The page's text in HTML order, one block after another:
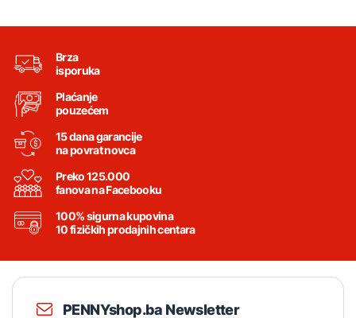
Brza
isporuka
Plaćanje
pouzećem
15 dana garancije
na povrat novca
Preko 125.000
fanova na Facebooku
100% sigurna kupovina
10 fizičkih prodajnih centara
PENNYshop.ba Newsletter